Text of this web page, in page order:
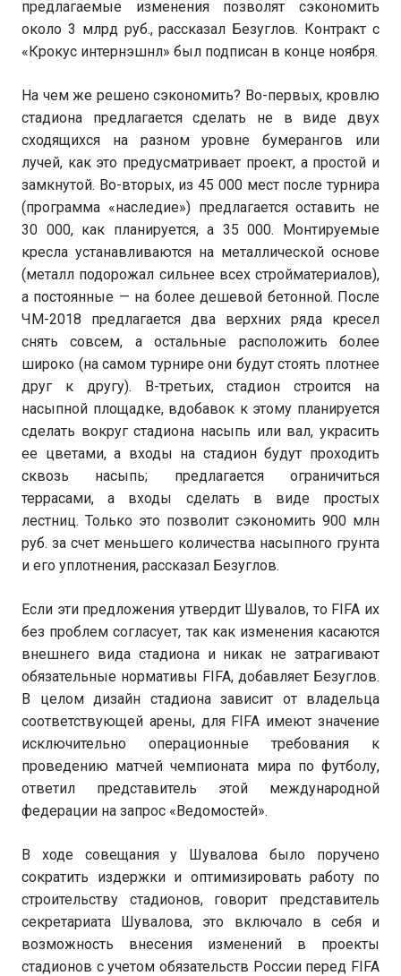
предлагаемые изменения позволят сэкономить
около 3 млрд руб., рассказал Безуглов. Контракт с
«Крокус интернэшнл» был подписан в конце ноября.
На чем же решено сэкономить? Во-первых, кровлю
стадиона предлагается сделать не в виде двух
сходящихся на разном уровне бумерангов или
лучей, как это предусматривает проект, а простой и
замкнутой. Во-вторых, из 45 000 мест после турнира
(программа «наследие») предлагается оставить не
30 000, как планируется, а 35 000. Монтируемые
кресла устанавливаются на металлической основе
(металл подорожал сильнее всех стройматериалов),
а постоянные — на более дешевой бетонной. После
ЧМ-2018 предлагается два верхних ряда кресел
снять совсем, а остальные расположить более
широко (на самом турнире они будут стоять плотнее
друг к другу). В-третьих, стадион строится на
насыпной площадке, вдобавок к этому планируется
сделать вокруг стадиона насыпь или вал, украсить
ее цветами, а входы на стадион будут проходить
сквозь насыпь; предлагается ограничиться
террасами, а входы сделать в виде простых
лестниц. Только это позволит сэкономить 900 млн
руб. за счет меньшего количества насыпного грунта
и его уплотнения, рассказал Безуглов.
Если эти предложения утвердит Шувалов, то FIFA их
без проблем согласует, так как изменения касаются
внешнего вида стадиона и никак не затрагивают
обязательные нормативы FIFA, добавляет Безуглов.
В целом дизайн стадиона зависит от владельца
соответствующей арены, для FIFA имеют значение
исключительно операционные требования к
проведению матчей чемпионата мира по футболу,
ответил представитель этой международной
федерации на запрос «Ведомостей».
В ходе совещания у Шувалова было поручено
сократить издержки и оптимизировать работу по
строительству стадионов, говорит представитель
секретариата Шувалова, это включало в себя и
возможность внесения изменений в проекты
стадионов с учетом обязательств России перед FIFA